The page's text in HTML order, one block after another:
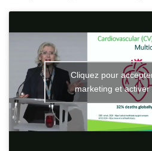
Cliquez pour
marketing et activer